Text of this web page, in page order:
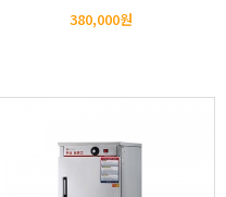
380,000원